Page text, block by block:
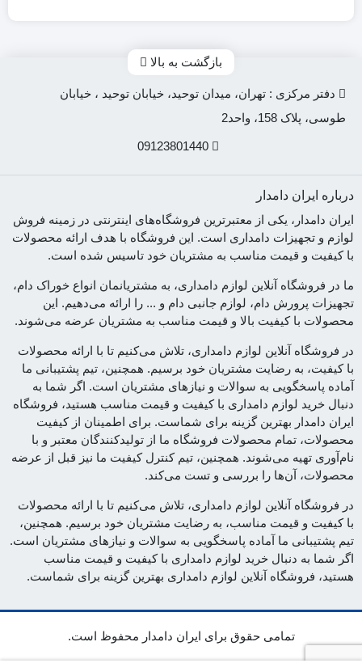
بازگشت به بالا
دفتر مرکزی : تهران، میدان توحید، خیابان توحید ، خیابان
طوسی، پلاک 158، واحد2
09123801440
درباره ایران دامدار
ایران دامدار، یکی از معتبرترین فروشگاه‌های اینترنتی در زمینه فروش
لوازم و تجهیزات دامداری است. این فروشگاه با هدف ارائه محصولات
با کیفیت و قیمت مناسب به مشتریان خود تاسیس شده است.
ما در فروشگاه آنلاین لوازم دامداری، به مشتریانمان انواع خوراک دام،
تجهیزات پرورش دام، لوازم جانبی دام و ... را ارائه می‌دهیم. این
محصولات با کیفیت بالا و قیمت مناسب به مشتریان عرضه می‌شوند.
در فروشگاه آنلاین لوازم دامداری، تلاش می‌کنیم تا با ارائه محصولات
با کیفیت، به رضایت مشتریان خود برسیم. همچنین، تیم پشتیبانی ما
آماده پاسخگویی به سوالات و نیازهای مشتریان است. اگر شما به
دنبال خرید لوازم دامداری با کیفیت و قیمت مناسب هستید، فروشگاه
ایران دامدار بهترین گزینه برای شماست. برای اطمینان از کیفیت
محصولات، تمام محصولات فروشگاه ما از تولیدکنندگان معتبر و با
نام‌آوری تهیه می‌شوند. همچنین، تیم کنترل کیفیت ما نیز قبل از عرضه
محصولات، آن‌ها را بررسی و تست می‌کند.
در فروشگاه آنلاین لوازم دامداری، تلاش می‌کنیم تا با ارائه محصولات
با کیفیت و قیمت مناسب، به رضایت مشتریان خود برسیم. همچنین،
تیم پشتیبانی ما آماده پاسخگویی به سوالات و نیازهای مشتریان است.
اگر شما به دنبال خرید لوازم دامداری با کیفیت و قیمت مناسب
هستید، فروشگاه آنلاین لوازم دامداری بهترین گزینه برای شماست.
تمامی حقوق برای ایران دامدار محفوظ است.